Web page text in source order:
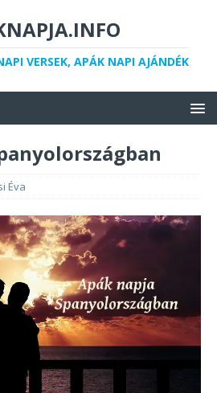
VERSEK, APÁK NAPI AJÁNDÉK
Éva